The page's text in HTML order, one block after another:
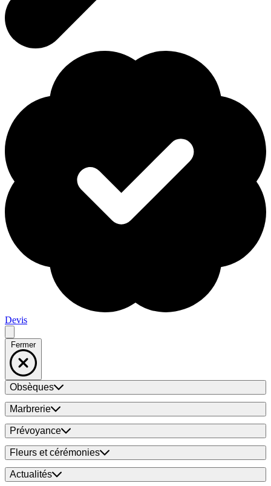
Devis
Fermer
Obsèques
Marbrerie
Prévoyance
Fleurs et cérémonies
Actualités